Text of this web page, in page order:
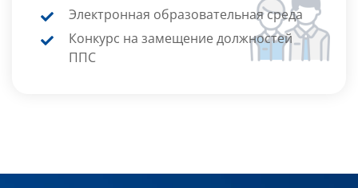
Электронная образовательная среда
Конкурс на замещение должностей
ППС